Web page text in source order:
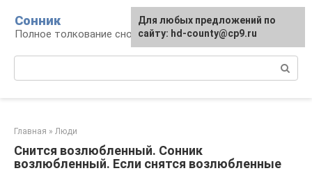
контенту
Сонник
Полное толкование снов
Главная » Люди
Снится возлюбленный. Сонник
возлюбленный. Если снятся возлюбленные
Для любых предложений по
сайту: hd-county@cp9.ru